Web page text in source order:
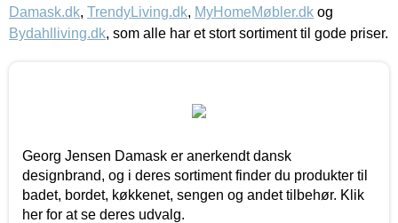
Damask.dk, TrendyLiving.dk, MyHomeMøbler.dk og
Bydahlliving.dk, som alle har et stort sortiment til gode priser.
Georg Jensen Damask er anerkendt dansk
designbrand, og i deres sortiment finder du produkter til
badet, bordet, køkkenet, sengen og andet tilbehør. Klik
her for at se deres udvalg.